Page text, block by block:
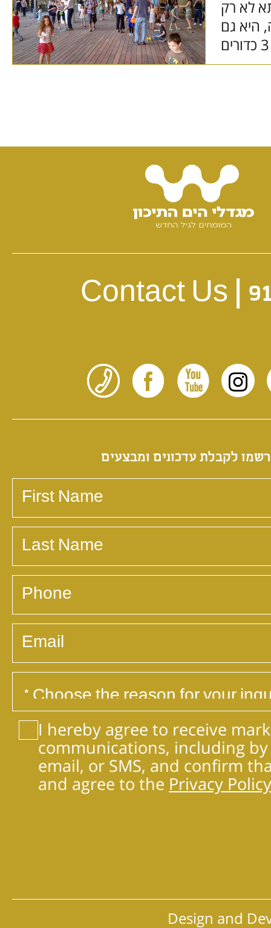
לא רק
היא גם
גם מעיפה 3 כדורים
Contact Us |
I hereby agree to receive
communications, including
email, or SMS, and confirm
and agree to the Privacy
Design and